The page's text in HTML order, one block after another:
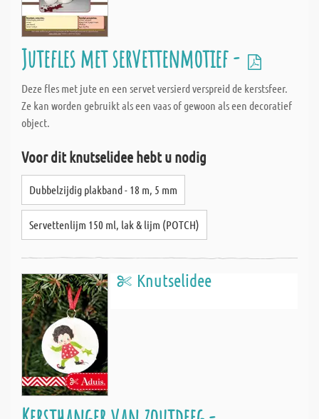
Jutefles met servettenmotief -
Deze fles met jute en een servet versierd verspreid de kerstsfeer.
Ze kan worden gebruikt als een vaas of gewoon als een decoratief
object.
Voor dit knutselidee hebt u nodig
Dubbelzijdig plakband - 18 m, 5 mm
Servettenlijm 150 ml, lak & lijm (POTCH)
Knutselidee